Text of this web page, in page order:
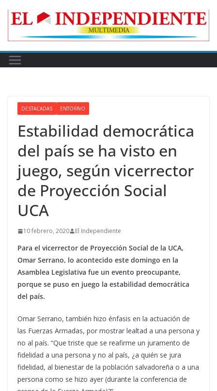
DESTACADAS ENTORNO
Estabilidad democrática
del país se ha visto en
juego, según vicerrector
de Proyección Social
UCA
10 febrero, 2020 El Independiente
Para el vicerrector de Proyección Social de la UCA,
Omar Serrano, lo acontecido este domingo en la
Asamblea Legislativa fue un evento preocupante,
porque se puso en juego la estabilidad democrática
del país.
Omar Serrano, también hizo énfasis en la actuación de
las Fuerzas Armadas, por mostrar lealtad a una persona y
no al país. “Que triste que se reafirme un juramento de
fidelidad a una persona y no al país, ¿a quién se jura
fidelidad, al bienestar de la población salvadoreña o a una
persona como se hizo ayer (durante la conferencia de